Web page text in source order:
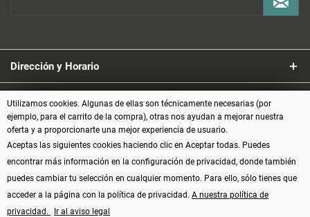
Dirección y Horario
Servicio
Información
Formas de pago
Utilizamos cookies. Algunas de ellas son técnicamente necesarias (por
ejemplo, para el carrito de la compra), otras nos ayudan a mejorar nuestra
oferta y a proporcionarte una mejor experiencia de usuario.
Aceptas las siguientes cookies haciendo clic en Aceptar todas. Puedes
encontrar más información en la configuración de privacidad, donde también
puedes cambiar tu selección en cualquier momento. Para ello, sólo tienes que
acceder a la página con la política de privacidad. A nuestra política de
privacidad.
Ir al aviso legal